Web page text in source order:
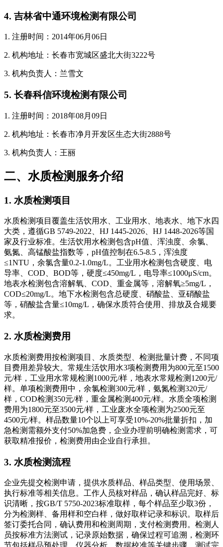
4. 吉林省中通环境检测有限公司
1. 注册时间：2014年06月06日
2. 机构地址：长春市宽城区盛北大街3222号
3. 机构负责人：兰雪文
5. 长春科信环境检测有限公司
1. 注册时间：2018年08月09日
2. 机构地址：长春市净月开发区生态大街2888号
3. 机构负责人：王丽
二、水质检测服务介绍
1. 水质检测项目
水质检测项目覆盖生活饮用水、工业用水、地表水、地下水四
大类，遵循GB 5749-2022、HJ 1445-2026、HJ 1448-2026等国
家及行业标准。生活饮用水检测包含pH值、浑浊度、余氯、
氨氮、高锰酸盐指数等，pH值控制在6.5-8.5，浑浊度
≤1NTU，余氯含量0.2-1.0mg/L。工业用水检测包含硬度、电
导率、COD、BOD等，硬度≤450mg/L，电导率≤1000μS/cm。
地表水检测包含溶解氧、COD、重金属等，溶解氧≥5mg/L，
COD≤20mg/L。地下水检测包含总硬度、硝酸盐、亚硝酸盐
等，硝酸盐含量≤10mg/L，确保水质符合使用、排放及合规要
求。
2. 水质检测费用
水质检测费用按检测项目、水质类型、检测批量计费，不同项
目费用差异较大。常规生活饮用水3项检测费用为800元至1500
元/样，工业用水常规检测1000元/样，地表水常规检测1200元/
样。单项检测费用中，余氯检测300元/样，氨氮检测320元/
样，COD检测350元/样，重金属检测400元/样。水质全项检测
费用为1800元至3500元/样，工业废水全项检测为2500元至
4500元/样。样品数量10个以上可享受10%-20%批量折扣，加
急检测需额外支付50%加急费，企业办理前明确检测需求，可
获取精准报价，检测费用由企业自行承担。
3. 水质检测流程
企业先提交检测申请，提供水质样品、样品类型、使用场景、
执行标准等相关信息。工作人员核对样品，确认样品完好、标
识清晰，按GB/T 5750-2023标准取样，每个样品至少取3份，
分为检测样、备用样和空白样，做好取样记录和标识。取样后
签订委托合同，确认费用和检测周期，支付检测费用。检测人
员按标准方法测试，记录原始数据，确保过程可追溯，检测环